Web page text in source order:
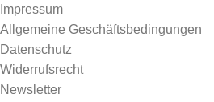
Impressum
Allgemeine Geschäftsbedingungen
Datenschutz
Widerrufsrecht
Newsletter